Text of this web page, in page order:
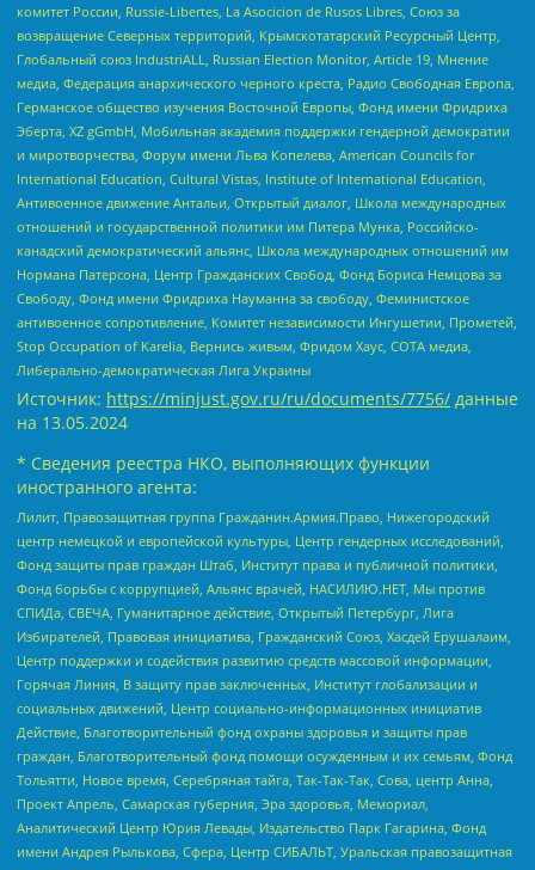
комитет России, Russie-Libertes, La Asocicion de Rusos Libres, Союз за
возвращение Северных территорий, Крымскотатарский Ресурсный Центр,
Глобальный союз IndustriALL, Russian Election Monitor, Article 19, Мнение
медиа, Федерация анархического черного креста, Радио Свободная Европа,
Германское общество изучения Восточной Европы, Фонд имени Фридриха
Эберта, XZ gGmbH, Мобильная академия поддержки гендерной демократии
и миротворчества, Форум имени Льва Копелева, American Councils for
International Education, Cultural Vistas, Institute of International Education,
Антивоенное движение Антальи, Открытый диалог, Школа международных
отношений и государственной политики им Питера Мунка, Российско-
канадский демократический альянс, Школа международных отношений им
Нормана Патерсона, Центр Гражданских Свобод, Фонд Бориса Немцова за
Свободу, Фонд имени Фридриха Науманна за свободу, Феминистское
антивоенное сопротивление, Комитет независимости Ингушетии, Прометей,
Stop Occupation of Karelia, Вернись живым, Фридом Хаус, СОТА медиа,
Либерально-демократическая Лига Украины
Источник: https://minjust.gov.ru/ru/documents/7756/ данные
на 13.05.2024
* Сведения реестра НКО, выполняющих функции
иностранного агента:
Лилит, Правозащитная группа Гражданин.Армия.Право, Нижегородский
центр немецкой и европейской культуры, Центр гендерных исследований,
Фонд защиты прав граждан Штаб, Институт права и публичной политики,
Фонд борьбы с коррупцией, Альянс врачей, НАСИЛИЮ.НЕТ, Мы против
СПИДа, СВЕЧА, Гуманитарное действие, Открытый Петербург, Лига
Избирателей, Правовая инициатива, Гражданский Союз, Хасдей Ерушалаим,
Центр поддержки и содействия развитию средств массовой информации,
Горячая Линия, В защиту прав заключенных, Институт глобализации и
социальных движений, Центр социально-информационных инициатив
Действие, Благотворительный фонд охраны здоровья и защиты прав
граждан, Благотворительный фонд помощи осужденным и их семьям, Фонд
Тольятти, Новое время, Серебряная тайга, Так-Так-Так, Сова, центр Анна,
Проект Апрель, Самарская губерния, Эра здоровья, Мемориал,
Аналитический Центр Юрия Левады, Издательство Парк Гагарина, Фонд
имени Андрея Рылькова, Сфера, Центр СИБАЛЬТ, Уральская правозащитная